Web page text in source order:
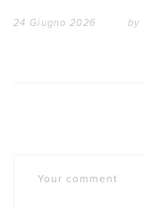
24 Giugno 2026 by